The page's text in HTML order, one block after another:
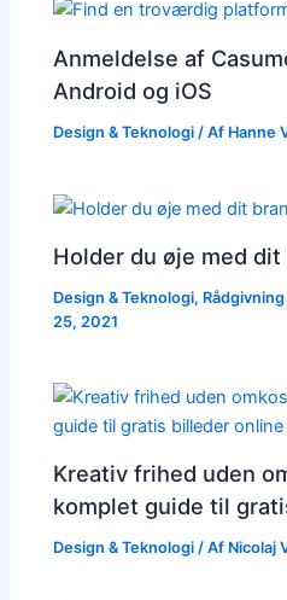
Anmeldelse af
Android og iOS
Design & Teknologi / Af Hanne
Holder du øje med
Design & Teknologi, Rådgivning
25, 2021
Kreativ frihed uden
komplet guide til
Design & Teknologi / Af Nicolaj